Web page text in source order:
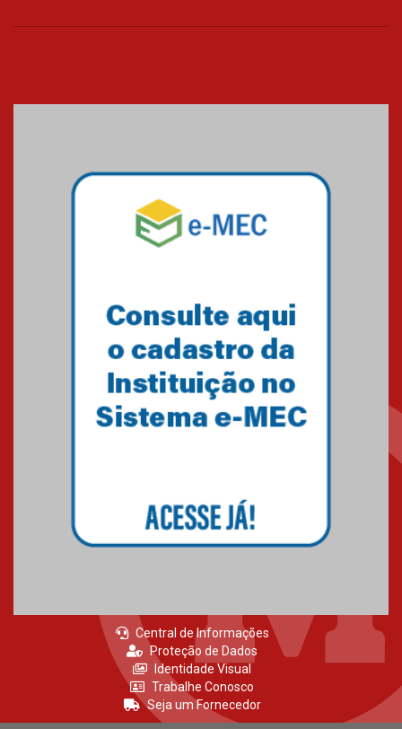
Central de Informações
Proteção de Dados
Identidade Visual
Trabalhe Conosco
Seja um Fornecedor